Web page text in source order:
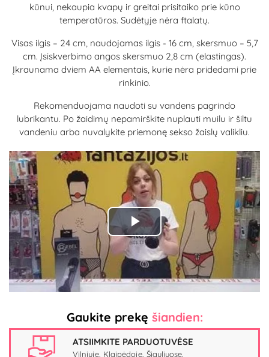
kūnui, nekaupia kvapų ir greitai prisitaiko prie kūno
temperatūros. Sudėtyje nėra ftalatų.
Visas ilgis – 24 cm, naudojamas ilgis - 16 cm, skersmuo – 5,7
cm. Įsiskverbimo angos skersmuo 2,8 cm (elastingas).
Įkraunama dviem AA elementais, kurie nėra pridedami prie
rinkinio.
Rekomenduojama naudoti su vandens pagrindo
lubrikantu. Po žaidimų nepamirškite nuplauti muilu ir šiltu
vandeniu arba nuvalykite priemonę sekso žaislų valikliu.
Play
Video
Gaukite prekę šiandien:
ATSIIMKITE PARDUOTUVĖSE
Vilniuje, Klaipėdoje, Šiauliuose.